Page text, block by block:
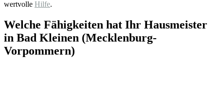
wertvolle Hilfe.
Welche Fähigkeiten hat Ihr Hausmeister
in Bad Kleinen (Mecklenburg-
Vorpommern)